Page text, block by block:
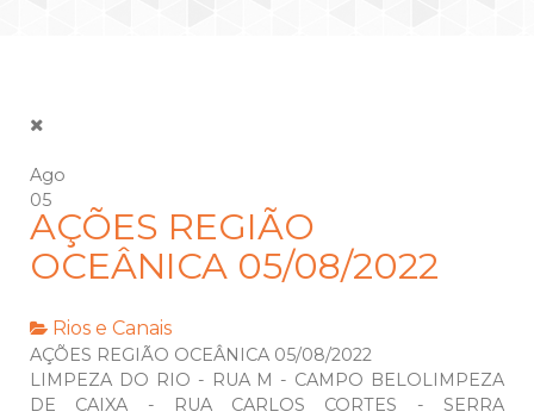
Ago
05
AÇÕES REGIÃO
OCEÂNICA 05/08/2022
Rios e Canais
AÇÕES REGIÃO OCEÂNICA 05/08/2022
LIMPEZA DO RIO - RUA M - CAMPO BELOLIMPEZA
DE CAIXA - RUA CARLOS CORTES - SERRA